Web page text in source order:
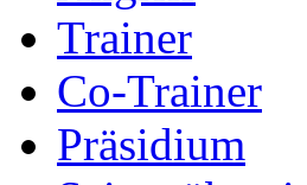
Trainer
Co-Trainer
Präsidium